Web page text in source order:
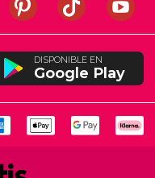
DISPONIBLE EN
Google Play